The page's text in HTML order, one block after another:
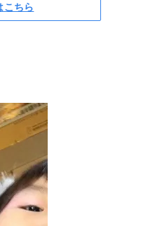
こちら